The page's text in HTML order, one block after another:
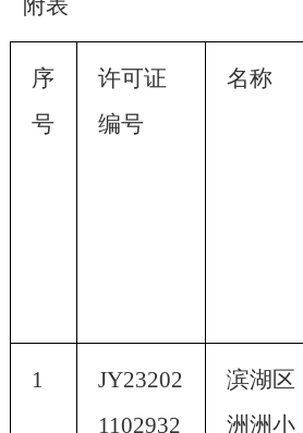
附表
序
号
许可证
编号
名称
1
JY23202
1102932
滨湖区
洲洲小